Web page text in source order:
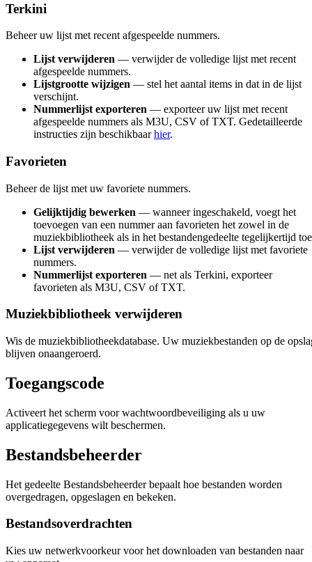
Terkini
Beheer uw lijst met recent afgespeelde nummers.
Lijst verwijderen — verwijder de volledige lijst met recent
afgespeelde nummers.
Lijstgrootte wijzigen — stel het aantal items in dat in de lijst
verschijnt.
Nummerlijst exporteren — exporteer uw lijst met recent
afgespeelde nummers als M3U, CSV of TXT. Gedetailleerde
instructies zijn beschikbaarhier.
Favorieten
Beheer de lijst met uw favoriete nummers.
Gelijktijdig bewerken — wanneer ingeschakeld, voegt het
toevoegen van een nummer aan favorieten het zowel in de
muziekbibliotheek als in het bestandengedeelte tegelijkertijd
Lijst verwijderen — verwijder de volledige lijst met favoriete
nummers.
Nummerlijst exporteren — net als Terkini, exporteer
favorieten als M3U, CSV of TXT.
Muziekbibliotheek verwijderen
Wis de muziekbibliotheekdatabase. Uw muziekbestanden op de
blijven onaangeroerd.
Toegangscode
Activeert het scherm voor wachtwoordbeveiliging als u uw
applicatiegegevens wilt beschermen.
Bestandsbeheerder
Het gedeelte Bestandsbeheerder bepaalt hoe bestanden worden
overgedragen, opgeslagen en bekeken.
Bestandsoverdrachten
Kies uw netwerkvoorkeur voor het downloaden van bestanden naar